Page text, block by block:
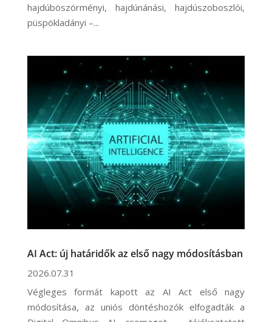
hajdúböszörményi, hajdúnánási, hajdúszoboszlói,
püspökladányi –...
AI Act: új határidők az első nagy módosításban
2026.07.31
Végleges formát kapott az AI Act első nagy
módosítása, az uniós döntéshozók elfogadták a